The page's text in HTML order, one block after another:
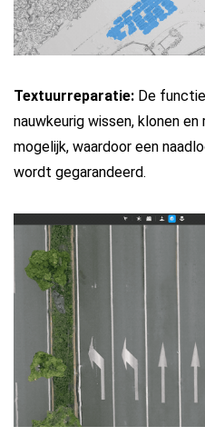
Textuurreparatie: De
nauwkeurig wissen, klonen
mogelijk, waardoor een
wordt gegarandeerd.